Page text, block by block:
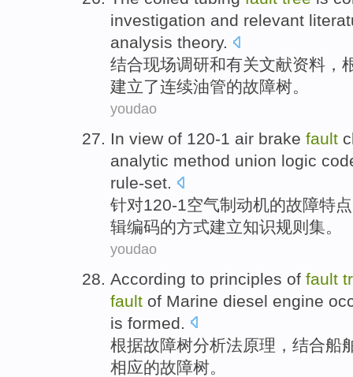
investigation and relevant
analysis theory.
结合现场调研和有关文献资料 ，
建立了连续油管的故障树。
youdao
In view of 120-1 air brake fault
analytic method union logic
rule-set.
针对120-1空气制动机的故障特点
辑编码的方式建立知识规则集。
youdao
According to principles of fault
fault of Marine diesel engine
is formed.
根据故障树分析法原理 ，结合船
相应的故障树。